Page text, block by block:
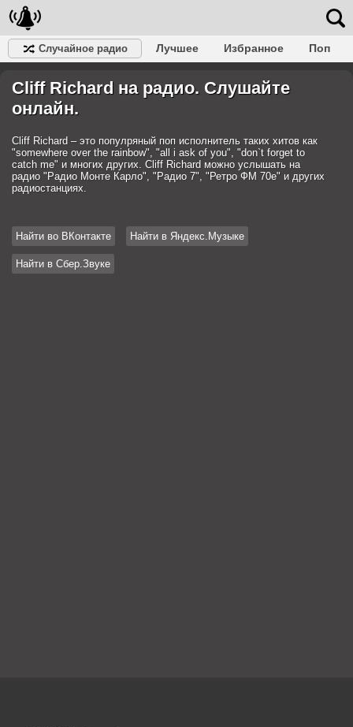
Случайное радио Лучшее Избранное
Поп
Разговорное
Рэп Транс Дип-хаус
Фолк
Джаз
Детское
Cliff Richard на радио. Слушайте
онлайн.
Cliff Richard – это популряный поп исполнитель таких хитов как
"somewhere over the rainbow", "all i ask of you", "don`t forget to
catch me" и многих других. Cliff Richard можно услышать на
радио "Радио Монте Карло", "Радио 7", "Ретро ФМ 70е" и других
радиостанциях.
Найти во ВКонтакте Найти в Яндекс.Музыке
Найти в Сбер.Звуке